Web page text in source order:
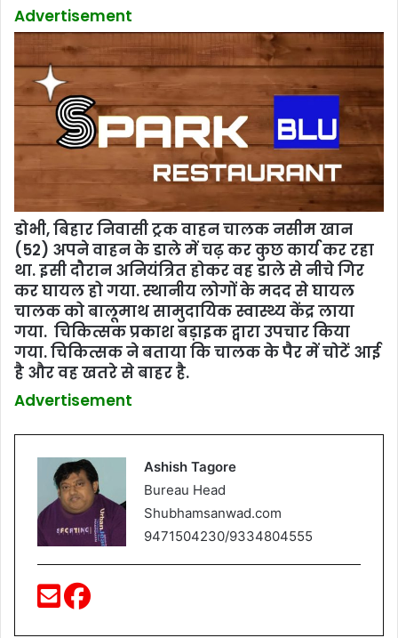
Advertisement
डोभी, बिहार निवासी ट्रक वाहन चालक नसीम खान
(52) अपने वाहन के डाले में चढ़ कर कुछ कार्य कर रहा
था. इसी दौरान अनियंत्रित होकर वह डाले से नीचे गिर
कर घायल हो गया. स्थानीय लोगों के मदद से घायल
चालक को बालूमाथ सामुदायिक स्वास्थ्य केंद्र लाया
गया. चिकित्सक प्रकाश बड़ाइक द्वारा उपचार किया
गया. चिकित्सक ने बताया कि चालक के पैर में चोटें आई
है और वह खतरे से बाहर है.
Advertisement
Ashish Tagore
Bureau Head
Shubhamsanwad.com
9471504230/9334804555